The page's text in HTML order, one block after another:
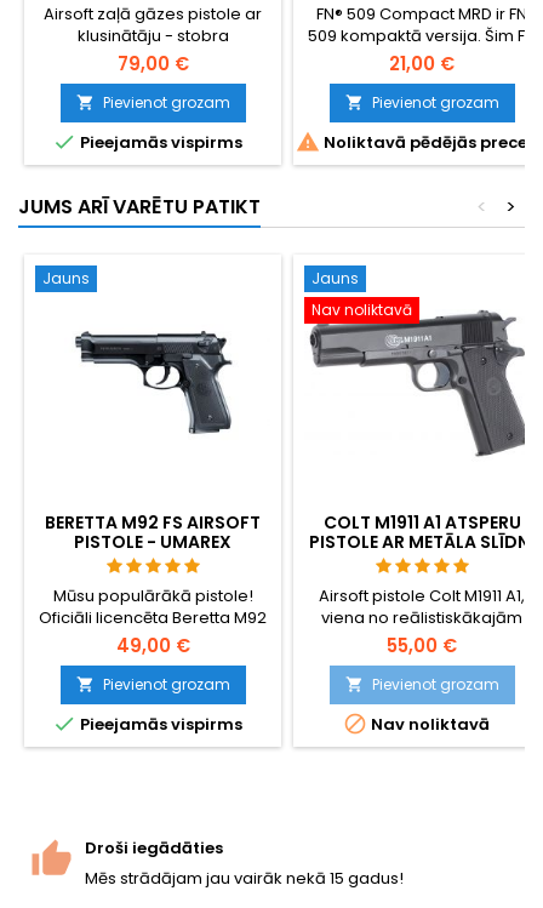
Airsoft zaļā gāzes pistole ar
klusinātāju - stobra
pagarinājums
79,00 €
 Pievienot grozam
 Pieejamās vispirms
FN® 509 Compact MRD ir FN
509 kompaktā versija. Šim FN
509 ar atsperes motoru ir
pilnībā licencēts FN Herstal
marķējums!
21,00 €
 Pievienot grozam
 Noliktavā pēdējās preces
JUMS ARĪ VARĒTU PATIKT >
<
Jauns
BERETTA M92 FS AIRSOFT
PISTOLE - UMAREX
OFICIĀLĀ REPLIKA
Mūsu populārākā pistole!
Oficiāli licencēta Beretta M92
FS replika no Umarex. Metāla
iekšējās detaļas, kustīgs gailis
un oriģinālie marķējumi.
49,00 €
 Pievienot grozam
 Pieejamās vispirms
Jauns
Nav noliktavā
COLT M1911 A1 ATSPERU
PISTOLE AR METĀLA SLĪDNI
Airsoft pistole Colt M1911 A1,
viena no reālistiskākajām
atsperu replikām - jaudīga,
precīza, patīkama turēšanai
un viegli lietojama. BAXS
šaušanas sistēma liek BB
lidojuma laikā griezties, tāpēc
tiek panākta labāka
55,00 €
 Pievienot grozam
 Nav noliktavā
Droši iegādāties
Mēs strādājam jau vairāk nekā 15 gadus!